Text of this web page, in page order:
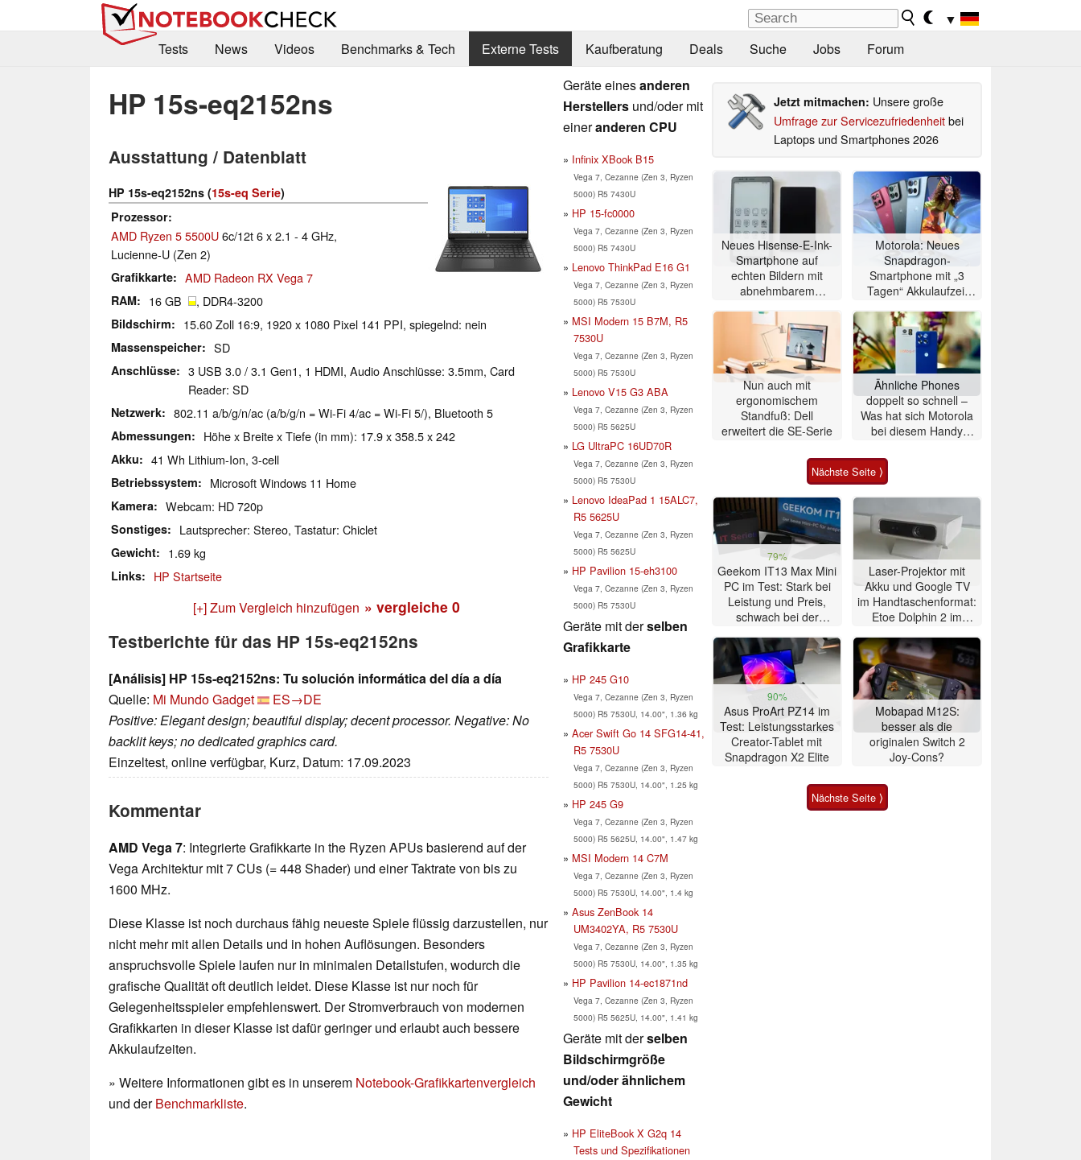
▼
Tests
News Videos Benchmarks & Tech Externe Tests Kaufberatung Deals Suche Jobs Forum
HP 15s-eq2152ns
Ausstattung / Datenblatt
HP 15s-eq2152ns (15s-eq Serie)
Prozessor
AMD Ryzen 5 5500U6c/12t 6 x 2.1 - 4 GHz,
Lucienne-U (Zen 2)
Grafikkarte AMD Radeon RX Vega 7
RAM 16 GB , DDR4-3200
Bildschirm 15.60 Zoll 16:9, 1920 x 1080 Pixel 141 PPI, spiegelnd: nein
Massenspeicher SD
Anschlüsse
3 USB 3.0 / 3.1 Gen1, 1 HDMI, Audio Anschlüsse: 3.5mm, Card
Reader: SD
Netzwerk 802.11 a/b/g/n/ac (a/b/g/n = Wi-Fi 4/ac = Wi-Fi 5/), Bluetooth 5
Abmessungen Höhe x Breite x Tiefe (in mm): 17.9 x 358.5 x 242
Akku 41 Wh Lithium-Ion, 3-cell
Betriebssystem Microsoft Windows 11 Home
Kamera Webcam: HD 720p
Sonstiges Lautsprecher: Stereo, Tastatur: Chiclet
Gewicht 1.69 kg
Links HP Startseite
[+] Zum Vergleich hinzufügen » vergleiche 0
Testberichte für das HP 15s-eq2152ns
[Análisis] HP 15s-eq2152ns: Tu solución informática del día a día
Quelle: Mi Mundo Gadget
ES→DE
Positive: Elegant design; beautiful display; decent processor. Negative: No
backlit keys; no dedicated graphics card.
Einzeltest, online verfügbar, Kurz, Datum: 17.09.2023
Kommentar
AMD Vega 7: Integrierte Grafikkarte in the Ryzen APUs basierend auf der
Vega Architektur mit 7 CUs (= 448 Shader) und einer Taktrate von bis zu
1600 MHz.
Diese Klasse ist noch durchaus fähig neueste Spiele flüssig darzustellen, nur
nicht mehr mit allen Details und in hohen Auflösungen. Besonders
anspruchsvolle Spiele laufen nur in minimalen Detailstufen, wodurch die
grafische Qualität oft deutlich leidet. Diese Klasse ist nur noch für
Gelegenheitsspieler empfehlenswert. Der Stromverbrauch von modernen
Grafikkarten in dieser Klasse ist dafür geringer und erlaubt auch bessere
Akkulaufzeiten.
» Weitere Informationen gibt es in unserem Notebook-Grafikkartenvergleich
und derBenchmarkliste.
Geräte einesanderen
Herstellers und/oder mit
eineranderen CPU
Infinix XBook B15
Vega 7, Cezanne (Zen 3, Ryzen
5000) R5 7430U
HP 15-fc0000
Vega 7, Cezanne (Zen 3, Ryzen
5000) R5 7430U
Lenovo ThinkPad E16 G1
Vega 7, Cezanne (Zen 3, Ryzen
5000) R5 7530U
MSI Modern 15 B7M, R5
7530U
Vega 7, Cezanne (Zen 3, Ryzen
5000) R5 7530U
Lenovo V15 G3 ABA
Vega 7, Cezanne (Zen 3, Ryzen
5000) R5 5625U
LG UltraPC 16UD70R
Vega 7, Cezanne (Zen 3, Ryzen
5000) R5 7530U
Lenovo IdeaPad 1 15ALC7,
R5 5625U
Vega 7, Cezanne (Zen 3, Ryzen
5000) R5 5625U
HP Pavilion 15-eh3100
Vega 7, Cezanne (Zen 3, Ryzen
5000) R5 7530U
Geräte mit derselben
Grafikkarte
HP 245 G10
Vega 7, Cezanne (Zen 3, Ryzen
5000) R5 7530U, 14.00", 1.36 kg
Acer Swift Go 14 SFG14-41,
R5 7530U
Vega 7, Cezanne (Zen 3, Ryzen
5000) R5 7530U, 14.00", 1.25 kg
HP 245 G9
Vega 7, Cezanne (Zen 3, Ryzen
5000) R5 5625U, 14.00", 1.47 kg
MSI Modern 14 C7M
Vega 7, Cezanne (Zen 3, Ryzen
5000) R5 7530U, 14.00", 1.4 kg
Asus ZenBook 14
UM3402YA, R5 7530U
Vega 7, Cezanne (Zen 3, Ryzen
5000) R5 7530U, 14.00", 1.35 kg
HP Pavilion 14-ec1871nd
Vega 7, Cezanne (Zen 3, Ryzen
5000) R5 5625U, 14.00", 1.41 kg
Geräte mit derselben
Bildschirmgröße
und/oder ähnlichem
Gewicht
HP EliteBook X G2q 14
Tests und Spezifikationen
Jetzt mitmachen: Unsere große
Umfrage zur Servicezufriedenheitbei
Laptops und Smartphones 2026
Neues Hisense-E-Ink-
Smartphone auf
echten Bildern mit
abnehmbarem
Motorola: Neues
Snapdragon-
Smartphone mit „3
Tagen“ Akkulaufzeit
Nun auch mit
ergonomischem
Standfuß: Dell
erweitert die SE-Serie
Ähnliche Phones
doppelt so schnell –
Was hat sich Motorola
bei diesem Handy
Nächste Seite ⟩
79%
Geekom IT13 Max Mini
PC im Test: Stark bei
Leistung und Preis,
schwach bei der
Laser-Projektor mit
Akku und Google TV
im Handtaschenformat:
Etoe Dolphin 2 im
90%
Asus ProArt PZ14 im
Test: Leistungsstarkes
Creator-Tablet mit
Snapdragon X2 Elite
Mobapad M12S:
besser als die
originalen Switch 2
Joy-Cons?
Nächste Seite ⟩